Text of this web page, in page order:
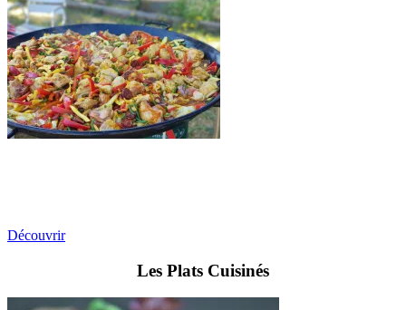
Découvrir
Les Plats Cuisinés